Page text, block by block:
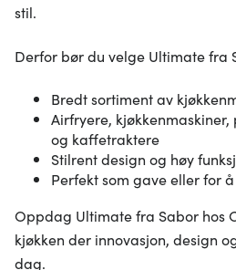
stil.
Derfor bør du velge Ultimate fra
Bredt sortiment av
Airfryere,
og kaffetraktere
Stilrent design og høy
Perfekt som gave eller for
Oppdag Ultimate fra Sabor hos
kjøkken der innovasjon, design
dag.